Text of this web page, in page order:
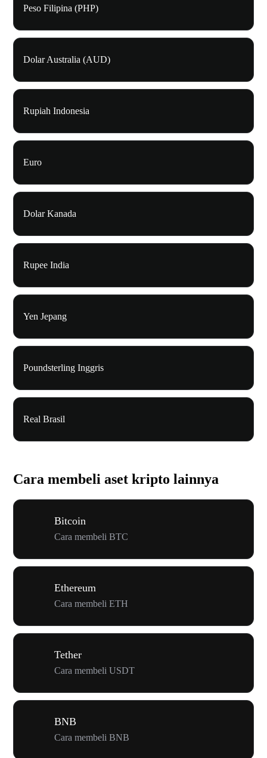
Peso Filipina (PHP)
Dolar Australia (AUD)
Rupiah Indonesia
Euro
Dolar Kanada
Rupee India
Yen Jepang
Poundsterling Inggris
Real Brasil
Cara membeli aset kripto lainnya
Bitcoin
Cara membeli BTC
Ethereum
Cara membeli ETH
Tether
Cara membeli USDT
BNB
Cara membeli BNB